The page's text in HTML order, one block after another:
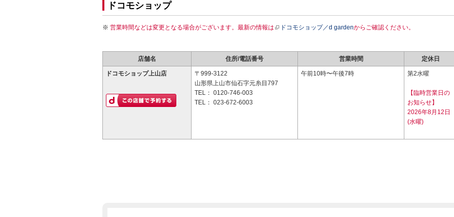
ドコモショップ
営業時間などは変更となる場合がございます。最新の情報は ドコモショップ／d gardenからご確認ください。
店舗名 住所/電話番号 営業時間 定休日
ドコモショップ上山店
〒999-3122
山形県上山市仙石字元糸目797
TEL： 0120-746-003
TEL： 023-672-6003
午前10時〜午後7時 第2水曜
【臨時営業日の
お知らせ】
2026年8月12日
(水曜)